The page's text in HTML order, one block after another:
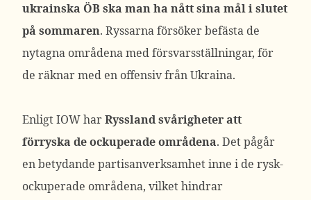
ukrainska ÖB ska man ha nått sina mål i slutet
på sommaren. Ryssarna försöker befästa de
nytagna områdena med försvarsställningar, för
de räknar med en offensiv från Ukraina.
Enligt IOW harRyssland svårigheter att
förryska de ockuperade områdena. Det pågår
en betydande partisanverksamhet inne i de rysk-
ockuperade områdena, vilket hindrar